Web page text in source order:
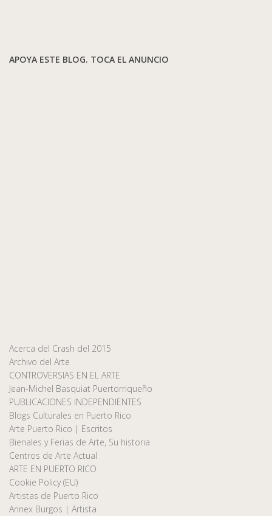
APOYA ESTE BLOG. TOCA EL ANUNCIO
Acerca del Crash del 2015
Archivo del Arte
CONTROVERSIAS EN EL ARTE
Jean-Michel Basquiat Puertorriqueño
PUBLICACIONES INDEPENDIENTES
Blogs Culturales en Puerto Rico
Arte Puerto Rico | Escritos
Bienales y Ferias de Arte, Su historia
Centros de Arte Actual
ARTE EN PUERTO RICO
Cookie Policy (EU)
Artistas de Puerto Rico
Annex Burgos | Artista